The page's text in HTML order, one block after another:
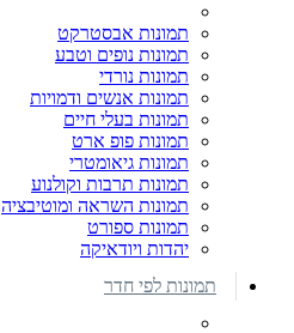
תמונות אבסטרקט
תמונות נופים וטבע
תמונות נורדי
תמונות אנשים ודמויות
תמונות בעלי חיים
תמונות פופ ארט
תמונות גיאומטרי
תמונות תרבות וקולנוע
תמונות השראה ומוטיבציה
תמונות ספורט
יהדות ויודאיקה
תמונות לפי חדר